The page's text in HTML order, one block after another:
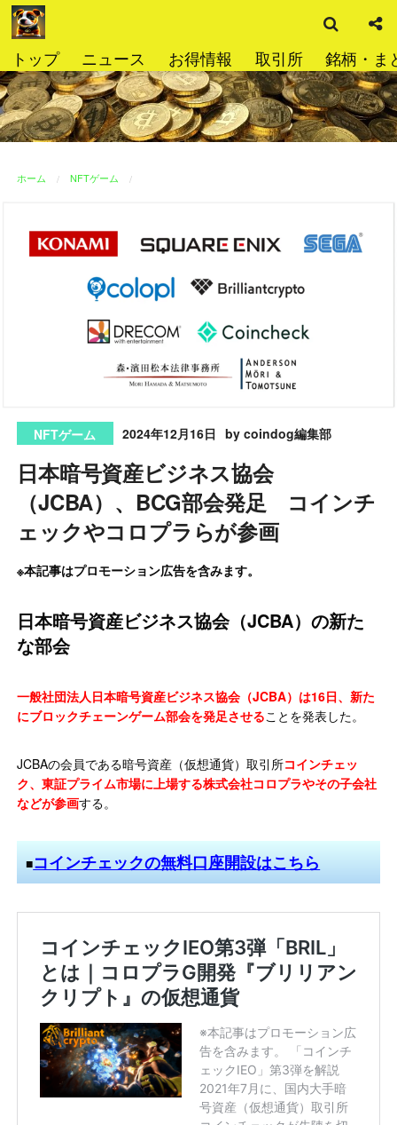
コ
ン
ン
ツ
へ
ス
トップ ニュース お得情報 取引所 銘柄・ま
索
ホーム NFTゲーム
NFTゲーム 2024年12月16日 by coindog編集部
日本暗号資産ビジネス協会
（JCBA）、BCG部会発足 コインチ
ェックやコロプラらが参画
※本記事はプロモーション広告を含みます。
日本暗号資産ビジネス協会（JCBA）の新た
な部会
一般社団法人日本暗号資産ビジネス協会（JCBA）は16日、新た
にブロックチェーンゲーム部会を発足させることを発表した。
JCBAの会員である暗号資産（仮想通貨）取引所コインチェッ
ク、東証プライム市場に上場する株式会社コロプラやその子会社
などが参画する。
■コインチェックの無料口座開設はこちら